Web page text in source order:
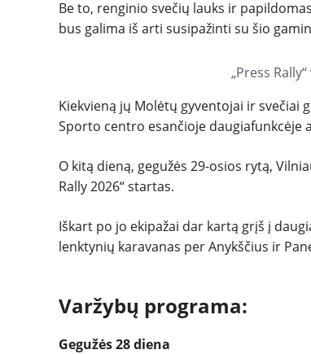
Be to, renginio svečių lauks ir
bus galima iš arti susipažinti su šio
„Press
Kiekvieną jų Molėtų gyventojai ir svečiai
Sporto centro esančioje daugiafunkcėje
O kitą dieną, gegužės 29-osios rytą,
Rally 2026“ startas.
Iškart po jo ekipažai dar kartą grįš į
lenktynių karavanas per Anykščius ir
Varžybų programa:
Gegužės 28 diena